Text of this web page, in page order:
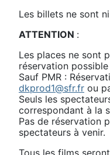
Les billets ne sont
ATTENTION :
Les places ne sont
réservation
Sauf PMR :
dkprod1@sfr.fr ou
Seuls les
correspondant à la
Pas de réservation
spectateurs à venir.
Tous les films